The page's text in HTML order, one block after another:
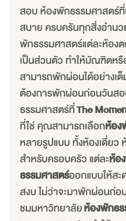
สอบ ห้องพักธรรมศาสตร์
สบาย ครบครันทุกสิ่งอำน
พักธรรมศาสตร์แต่ละห้องต
เป็นส่วนตัว ทำให้บัณฑิตห
สามารถพักผ่อนได้อย่างเ
ต้องการพักผ่อนก่อนวันส
ธรรมศาสตร์ที่The
ที่ใช่ คุณสามารถเลือกห้อง
หลายรูปแบบ ทั้งห้องเดี่ยว
สำหรับครอบครัว แต่ละห้อ
ธรรมศาสตร์ออกแบบให้สะ
สงบ ไม่ว่าจะมาพักผ่อนก่
ชมมหาวิทยาลัยห้องพักธ